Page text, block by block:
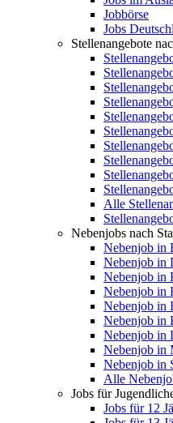
Jobbörse
Jobs
Stellenangebote
Alle
Nebenjobs nach
Nebenjob in
Nebenjob in
Nebenjob in
Nebenjob in
Nebenjob in
Nebenjob in
Nebenjob in
Nebenjob in
Nebenjob in
Alle
Jobs für
Jobs für 12